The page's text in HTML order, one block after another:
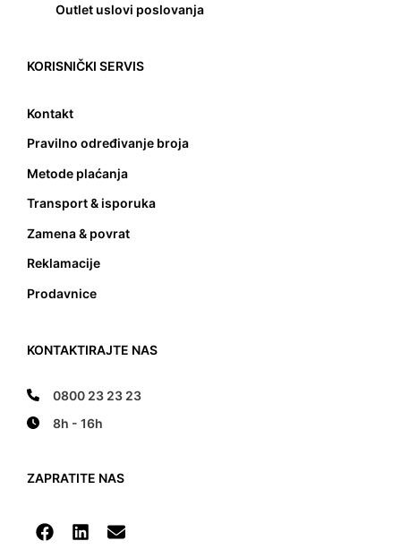
Outlet uslovi poslovanja
KORISNIČKI SERVIS
Kontakt
Pravilno određivanje broja
Metode plaćanja
Transport & isporuka
Zamena & povrat
Reklamacije
Prodavnice
KONTAKTIRAJTE NAS
0800 23 23 23
8h - 16h
ZAPRATITE NAS